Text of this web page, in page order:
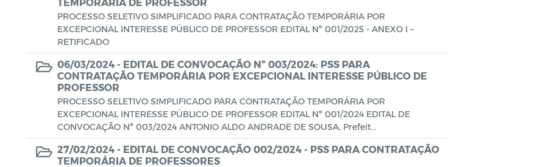
PROCESSO SELETIVO SIMPLIFICADO PARA CONTRATAÇÃO TEMPORÁRIA POR
EXCEPCIONAL INTERESSE PÚBLICO DE PROFESSOR EDITAL Nº 001/2025 - ANEXO I –
RETIFICADO
06/03/2024 - EDITAL DE CONVOCAÇÃO Nº 003/2024: PSS PARA
CONTRATAÇÃO TEMPORÁRIA POR EXCEPCIONAL INTERESSE PÚBLICO DE
PROFESSOR
PROCESSO SELETIVO SIMPLIFICADO PARA CONTRATAÇÃO TEMPORÁRIA POR
EXCEPCIONAL INTERESSE PÚBLICO DE PROFESSOR EDITAL Nº 001/2024 EDITAL DE
CONVOCAÇÃO Nº 003/2024 ANTONIO ALDO ANDRADE DE SOUSA, Prefeit...
27/02/2024 - EDITAL DE CONVOCAÇÃO 002/2024 - PSS PARA CONTRATAÇÃO
TEMPORÁRIA DE PROFESSORES